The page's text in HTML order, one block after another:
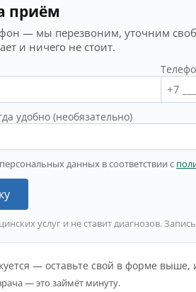
приём
— мы перезвоним, уточним
и ничего не стоит.
удобно (необязательно)
данных в соответствии с
услуг и не ставит диагнозов.
— оставьте свой в форме
— это займёт минуту.